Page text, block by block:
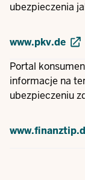
ubezpieczenia
www.pkv.de
Portal
informacje na
ubezpieczeniu